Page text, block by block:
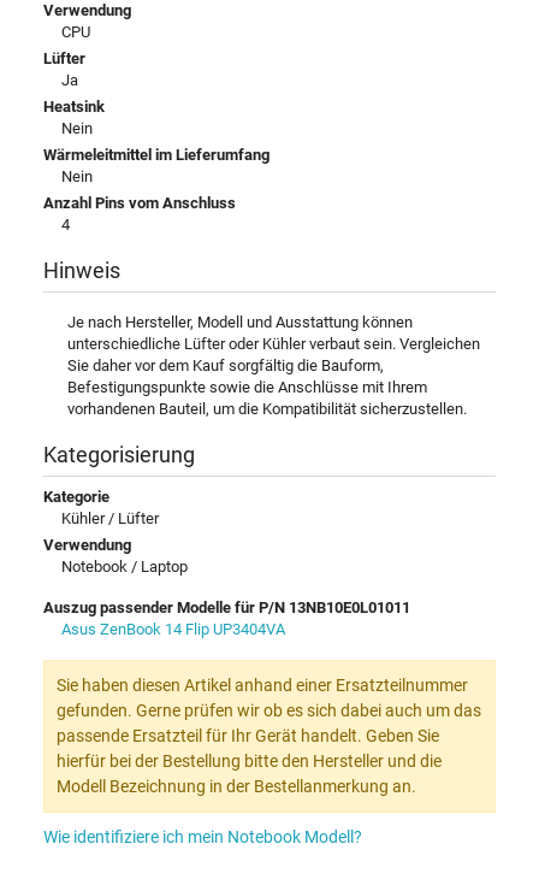
Verwendung
CPU
Lüfter
Ja
Heatsink
Nein
Wärmeleitmittel im Lieferumfang
Nein
Anzahl Pins vom Anschluss
4
Hinweis
Je nach Hersteller, Modell und Ausstattung können
unterschiedliche Lüfter oder Kühler verbaut sein. Vergleichen
Sie daher vor dem Kauf sorgfältig die Bauform,
Befestigungspunkte sowie die Anschlüsse mit Ihrem
vorhandenen Bauteil, um die Kompatibilität sicherzustellen.
Kategorisierung
Kategorie
Kühler / Lüfter
Verwendung
Notebook / Laptop
Auszug passender Modelle für P/N 13NB10E0L01011
Asus ZenBook 14 Flip UP3404VA
Sie haben diesen Artikel anhand einer Ersatzteilnummer
gefunden. Gerne prüfen wir ob es sich dabei auch um das
passende Ersatzteil für Ihr Gerät handelt. Geben Sie
hierfür bei der Bestellung bitte den Hersteller und die
Modell Bezeichnung in der Bestellanmerkung an.
Wie identifiziere ich mein Notebook Modell?